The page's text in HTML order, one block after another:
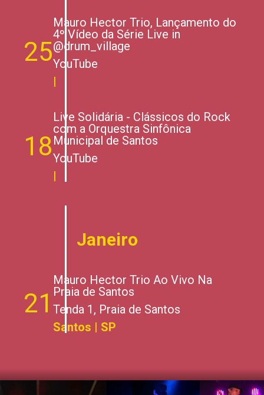
25
Mauro Hector Trio, Lançamento do
4º Vídeo da Série Live in
@drum_village
YouTube
|
18
Live Solidária - Clássicos do Rock
com a Orquestra Sinfônica
Municipal de Santos
YouTube
|
Janeiro
21
Mauro Hector Trio Ao Vivo Na
Praia de Santos
Tenda 1, Praia de Santos
Santos | SP